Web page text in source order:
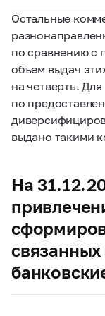
Остальные
по сравнению с
объем выдач
на четверть.
по
выдано такими
На